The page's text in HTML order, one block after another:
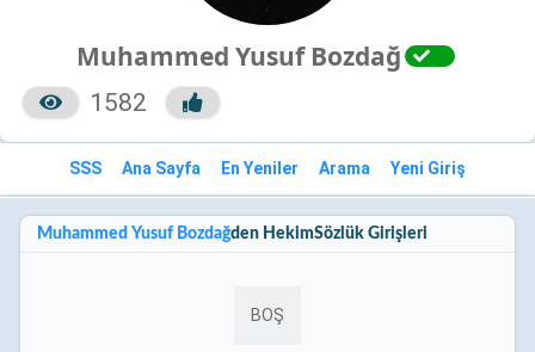
Muhammed Yusuf Bozdağ
1582
SSS Ana Sayfa En Yeniler Arama Yeni Giriş
Muhammed Yusuf Bozdağden HekimSözlük Girişleri
BOŞ